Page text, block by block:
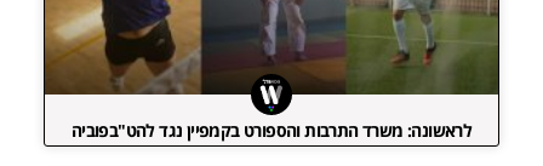
לראשונה: משרד התרבות והספורט בקמפיין נגד להט"בפוביה